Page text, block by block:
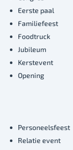
Eerste paal
Familiefeest
Foodtruck
Jubileum
Kerstevent
Opening
Personeelsfeest
Relatie event